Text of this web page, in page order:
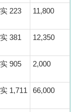
实 223 11,800
实 381 12,350
实 905 2,000
实 1,711 66,000